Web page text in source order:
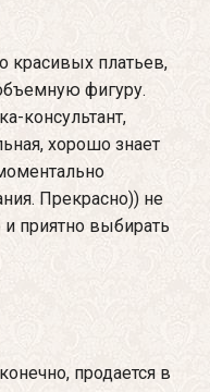
красивых платьев,
фигуру.
консультант,
хорошо знает
Прекрасно)) не
и приятно выбирать
продается в